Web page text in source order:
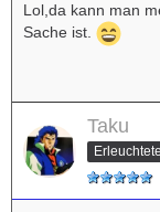
Lol,da kann man
Sache ist.
Taku